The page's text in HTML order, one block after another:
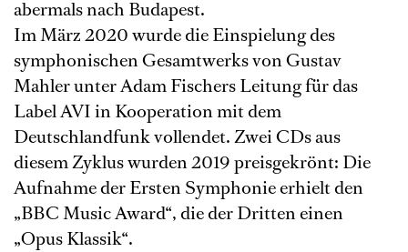
abermals nach Budapest.
Im März 2020 wurde die Einspielung des
symphonischen Gesamtwerks von Gustav
Mahler unter Adam Fischers Leitung für das
Label AVI in Kooperation mit dem
Deutschlandfunk vollendet. Zwei CDs aus
diesem Zyklus wurden 2019 preisgekrönt: Die
Aufnahme der Ersten Symphonie erhielt den
„BBC Music Award“, die der Dritten einen
„Opus Klassik“.